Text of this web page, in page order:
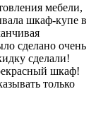
мебели,
шкаф-купе в
сделано очень
сделали!
шкаф!
только